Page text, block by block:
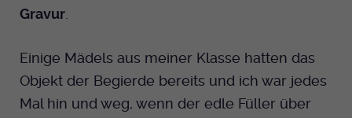
Gravur
Einige Mädels aus meiner Klasse hatten das
Objekt der Begierde bereits und ich war jedes
Mal hin und weg, wenn der edle Füller über